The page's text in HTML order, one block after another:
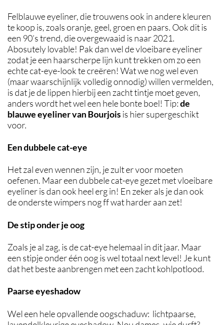
Felblauwe eyeliner, die trouwens ook in andere kleuren
te koop is, zoals oranje, geel, groen en paars. Ook dit is
een 90’s trend, die overgewaaid is naar 2021.
Abosutely lovable! Pak dan wel de vloeibare eyeliner
zodat je een haarscherpe lijn kunt trekken om zo een
echte cat-eye-look te creëren! Wat we nog wel even
(maar waarschijnlijk volledig onnodig) willen vermelden,
is dat je de lippen hierbij een zacht tintje moet geven,
anders wordt het wel een hele bonte boel! Tip:de
blauwe eyeliner van Bourjoisis hier supergeschikt
voor.
Een dubbele cat-eye
Het zal even wennen zijn, je zult er voor moeten
oefenen. Maar een dubbele cat-eye gezet met vloeibare
eyeliner is dan ook heel erg in! En zeker als je dan ook
de onderste wimpers nog ff wat harder aan zet!
De stip onder je oog
Zoals je al zag, is de cat-eye helemaal in dit jaar. Maar
een stipje onder één oog is wel totaal next level! Je kunt
dat het beste aanbrengen met een zacht kohlpotlood.
Paarse eyeshadow
Wel een hele opvallende oogschaduw: lichtpaarse,